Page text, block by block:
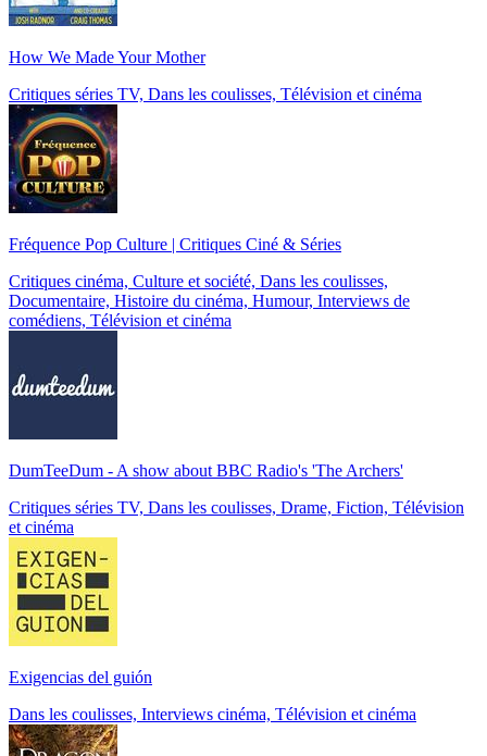
How We Made Your Mother
Critiques séries TV, Dans les coulisses, Télévision et cinéma
Fréquence Pop Culture | Critiques Ciné & Séries
Critiques cinéma, Culture et société, Dans les coulisses,
Documentaire, Histoire du cinéma, Humour, Interviews de
comédiens, Télévision et cinéma
DumTeeDum - A show about BBC Radio's 'The Archers'
Critiques séries TV, Dans les coulisses, Drame, Fiction, Télévision
et cinéma
Exigencias del guión
Dans les coulisses, Interviews cinéma, Télévision et cinéma